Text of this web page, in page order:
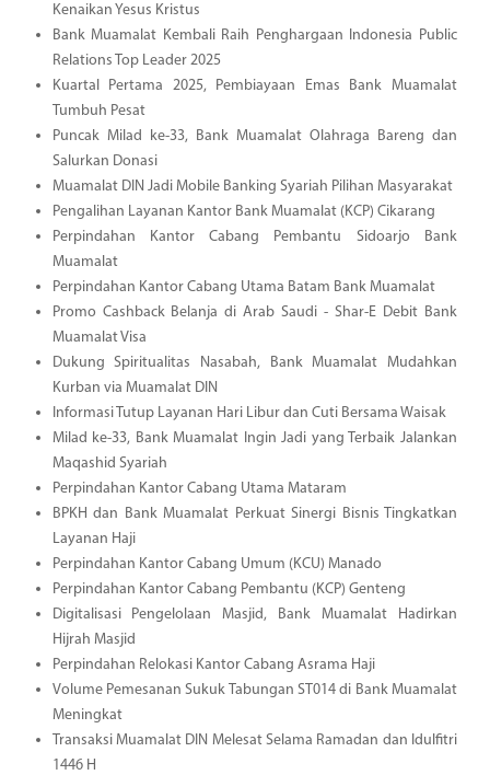
Kenaikan Yesus Kristus
Bank Muamalat Kembali Raih Penghargaan Indonesia Public
Relations Top Leader 2025
Kuartal Pertama 2025, Pembiayaan Emas Bank Muamalat
Tumbuh Pesat
Puncak Milad ke-33, Bank Muamalat Olahraga Bareng dan
Salurkan Donasi
Muamalat DIN Jadi Mobile Banking Syariah Pilihan Masyarakat
Pengalihan Layanan Kantor Bank Muamalat (KCP) Cikarang
Perpindahan Kantor Cabang Pembantu Sidoarjo Bank
Muamalat
Perpindahan Kantor Cabang Utama Batam Bank Muamalat
Promo Cashback Belanja di Arab Saudi - Shar-E Debit Bank
Muamalat Visa
Dukung Spiritualitas Nasabah, Bank Muamalat Mudahkan
Kurban via Muamalat DIN
Informasi Tutup Layanan Hari Libur dan Cuti Bersama Waisak
Milad ke-33, Bank Muamalat Ingin Jadi yang Terbaik Jalankan
Maqashid Syariah
Perpindahan Kantor Cabang Utama Mataram
BPKH dan Bank Muamalat Perkuat Sinergi Bisnis Tingkatkan
Layanan Haji
Perpindahan Kantor Cabang Umum (KCU) Manado
Perpindahan Kantor Cabang Pembantu (KCP) Genteng
Digitalisasi Pengelolaan Masjid, Bank Muamalat Hadirkan
Hijrah Masjid
Perpindahan Relokasi Kantor Cabang Asrama Haji
Volume Pemesanan Sukuk Tabungan ST014 di Bank Muamalat
Meningkat
Transaksi Muamalat DIN Melesat Selama Ramadan dan Idulfitri
1446 H